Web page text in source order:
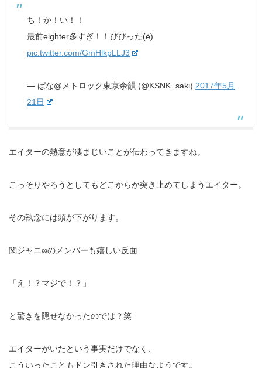
ち！か！い！！
最前eighter多すぎ！！びびった(ë)
pic.twitter.com/GmHlkpLLJ3
— ぱな@メトロック東京余韻 (@KSNK_saki) 2017年5月
21日
エイターの熱意が凄まじいことが伝わってきますね。
こっそりやろうとしてもどこからか突き止めてしまうエイター。
その執念には頭が下がります。
関ジャニ∞のメンバーも嬉しい反面
「え！？マジで！？」
と驚きを隠せなかったのでは？笑
エイターがいたという事実だけでなく、
こういったこともドン引きされた理由なようです。